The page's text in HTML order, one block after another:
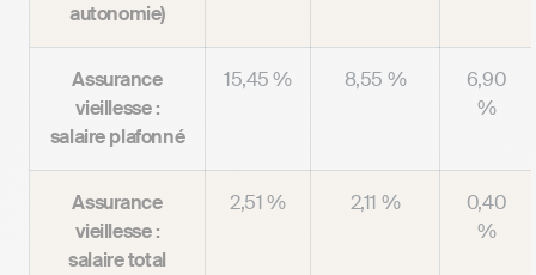
autonomie)
Assurance
vieillesse :
salaire plafonné
15,45 % 8,55 %
6,90
%
Assurance
vieillesse :
salaire total
2,51 % 2,11 %
0,40
%